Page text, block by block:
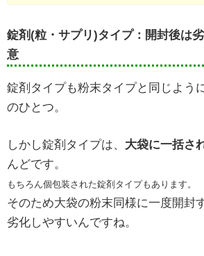
錠剤(粒・サプリ)タイプ：開封後は
意
錠剤タイプも粉末タイプと同じよう
のひとつ。
しかし錠剤タイプは、 大袋に一括さ
んどです。
もちろん個包装された錠剤タイプもあります。
そのため大袋の粉末同様に一度開封
劣化しやすいんですね。